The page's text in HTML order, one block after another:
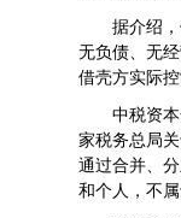
据介绍，借
无负债、无
借壳方实际控
中税资本合
家税务总局
通过合并、
和个人，不